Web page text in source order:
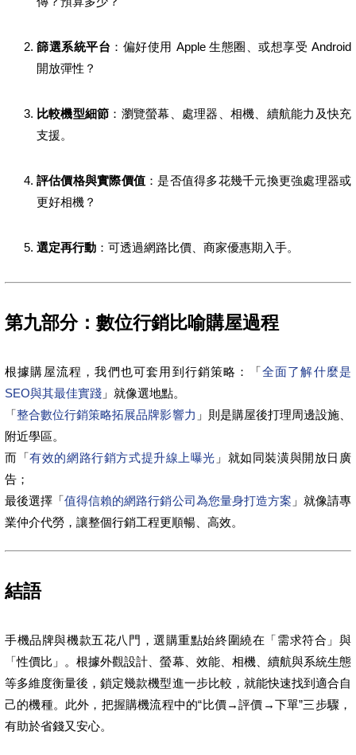
篩選系統平台 ：偏好使用 Apple 生態圈、或想享受 Android
開放彈性？
比較機型細節 ：瀏覽螢幕、處理器、相機、續航能力及快充
支援。
評估價格與實際價值 ：是否值得多花幾千元換更強處理器或
更好相機？
選定再行動 ：可透過網路比價、商家優惠期入手。
第九部分：數位行銷比喻購屋過程
根據購屋流程，我們也可套用到行銷策略：「全面了解什麼是
SEO與其最佳實踐 」就像選地點。
「整合數位行銷策略拓展品牌影響力 」則是購屋後打理周邊設施、
附近學區。
而「有效的網路行銷方式提升線上曝光 」就如同裝潢與開放日廣
告；
最後選擇「值得信賴的網路行銷公司為您量身打造方案 」就像請專
業仲介代勞，讓整個行銷工程更順暢、高效。
結語
手機品牌與機款五花八門，選購重點始終圍繞在「需求符合」與
「性價比」。根據外觀設計、螢幕、效能、相機、續航與系統生態
等多維度衡量後，鎖定幾款機型進一步比較，就能快速找到適合自
己的機種。此外，把握購機流程中的“比價→評價→下單”三步驟，
有助於省錢又安心。